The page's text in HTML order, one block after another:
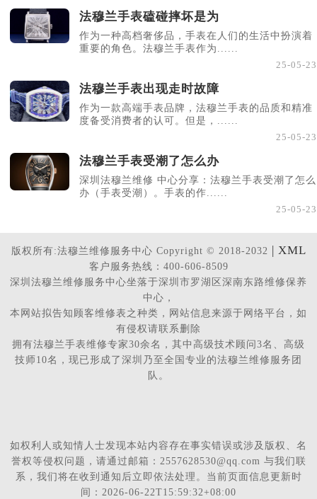
法穆兰手表磕碰摔坏是为
作为一种高档奢侈品，手表在人们的生活中扮演着
重要的角色。法穆兰手表作为......
25-05-23
法穆兰手表出现走时故障
作为一款高端手表品牌，法穆兰手表的品质和精准
度备受消费者的认可。但是，......
25-05-23
法穆兰手表受潮了怎么办
深圳法穆兰维修 中心分享：法穆兰手表受潮了怎么
办（手表受潮）。手表的作......
25-05-23
版权所有:法穆兰维修服务中心 Copyright © 2018-2032 | XML
客户服务热线：400-606-8509
深圳法穆兰维修服务中心坐落于深圳市罗湖区深南东路维修保养
中心，
本网站拟告知顾客维修表之种类，网站信息来源于网络平台，如
有侵权请联系删除
拥有法穆兰手表维修专家30余名，其中高级技术顾问3名、高级
技师10名，现已形成了深圳乃至全国专业的法穆兰维修服务团
队。
如权利人或知情人士发现本站内容存在事实错误或涉及版权、名
誉权等侵权问题，请通过邮箱：2557628530@qq.com 与我们联
系，我们将在收到通知后立即依法处理。当前页面信息更新时
间：2026-06-22T15:59:32+08:00